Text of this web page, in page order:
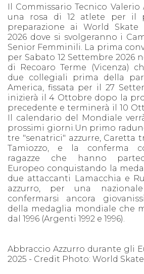
Il Commissario Tecnico
una rosa di 12 atlete per il
preparazione ai World Skate
2026 dove si svolgeranno i
Senior Femminili. La prima
per Sabato 12 Settembre 2026
di Recoaro Terme (Vicenza)
due collegiali prima della
America, fissata per il 27
inizierà il 4 Ottobre dopo la
precedente e terminerà il 10
Il calendario del Mondiale
prossimi giorni.Un primo
tre "senatrici" azzurre, Caretta
Tamiozzo, e la conferma
ragazze che hanno
Europeo conquistando la
due attaccanti Lamacchia e
azzurro, per una
confermarsi ancora
della medaglia mondiale che
dal 1996 (Argenti 1992 e 1996).
Abbraccio Azzurro durante gli
2025 - Credit Photo: World